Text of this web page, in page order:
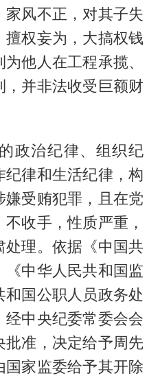
风不正，对其子失
权妄为，大搞权钱
他人在工程承揽、
并非法收受巨额财
政治纪律、组织纪
律和生活纪律，构
嫌受贿犯罪，且在党
收手，性质严重，
理。依据《中国共
《中华人民共和国监
国公职人员政务处
中央纪委常委会会
准，决定给予周先
家监委给予其开除